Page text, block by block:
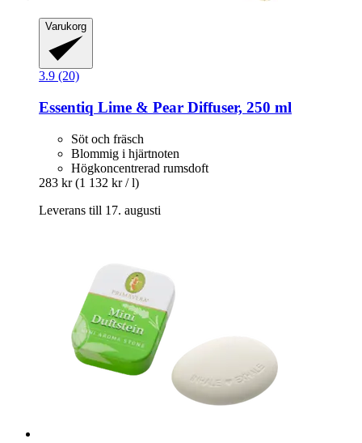
Varukorg
3.9 (20)
Essentiq Lime & Pear Diffuser, 250 ml
Söt och fräsch
Blommig i hjärtnoten
Högkoncentrerad rumsdoft
283 kr (1 132 kr / l)
Leverans till 17. augusti